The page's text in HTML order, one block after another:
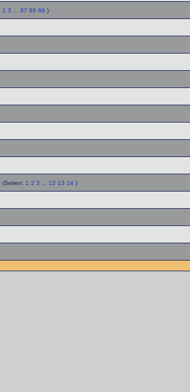
2 3 87 88 89 )
(Seiten: 1 2 3 12 13 14 )